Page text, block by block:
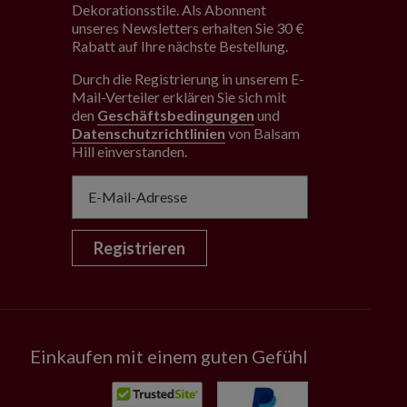
Dekorationsstile. Als Abonnent
unseres Newsletters erhalten Sie 30 €
Rabatt auf Ihre nächste Bestellung.
Durch die Registrierung in unserem E-
Mail-Verteiler erklären Sie sich mit
den Geschäftsbedingungen und
Datenschutzrichtlinien von Balsam
Hill einverstanden
Registrieren
Einkaufen mit einem guten Gefühl